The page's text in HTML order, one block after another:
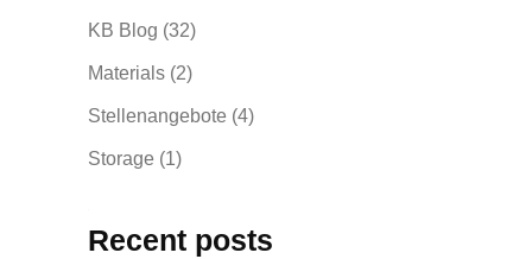
KB Blog (32)
Materials (2)
Stellenangebote (4)
Storage (1)
Recent posts